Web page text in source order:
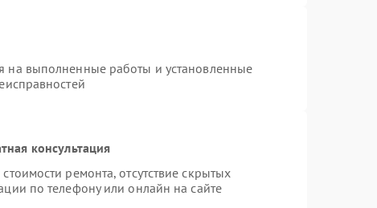
на выполненные работы и установленные
консультация
ремонта, отсутствие скрытых
по телефону или онлайн на сайте